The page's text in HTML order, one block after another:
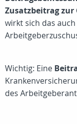
Zusatzbeitrag zur
wirkt sich das
Wichtig: Eine
des